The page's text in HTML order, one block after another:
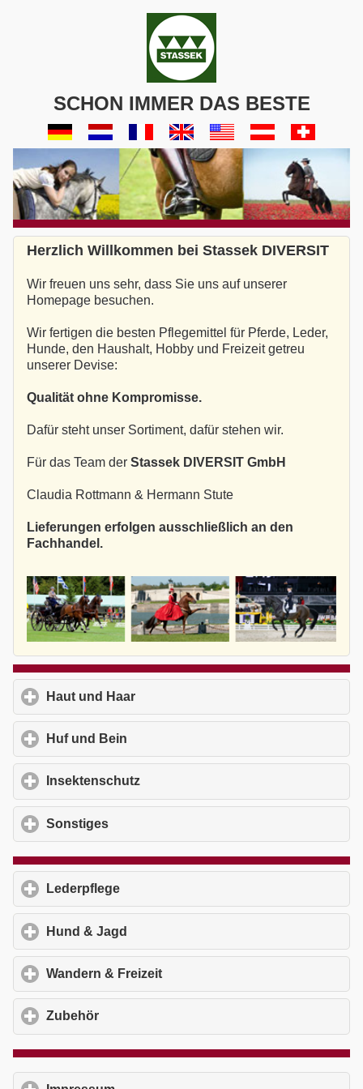
SCHON IMMER DAS BESTE
Herzlich Willkommen bei Stassek DIVERSIT
Wir freuen uns sehr, dass Sie uns auf unserer
Homepage besuchen.
Wir fertigen die besten Pflegemittel für Pferde, Leder,
Hunde, den Haushalt, Hobby und Freizeit getreu
unserer Devise:
Qualität ohne Kompromisse.
Dafür steht unser Sortiment, dafür stehen wir.
Für das Team der Stassek DIVERSIT GmbH
Claudia Rottmann & Hermann Stute
Lieferungen erfolgen ausschließlich an den
Fachhandel.
Haut und Haar
Huf und Bein
Insektenschutz
Sonstiges
Lederpflege
Hund & Jagd
Wandern & Freizeit
Zubehör